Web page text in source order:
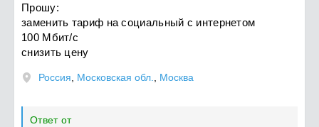
Прошу:
заменить тариф на социальный с интернетом
100 Мбит/с
снизить цену
Россия Московская обл. Москва
Ответ от